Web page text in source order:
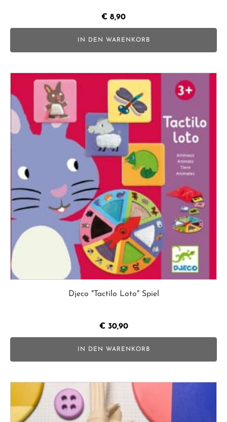
€ 8,90
IN DEN WARENKORB
Djeco "Tactilo Loto" Spiel
€30,90
IN DEN WARENKORB